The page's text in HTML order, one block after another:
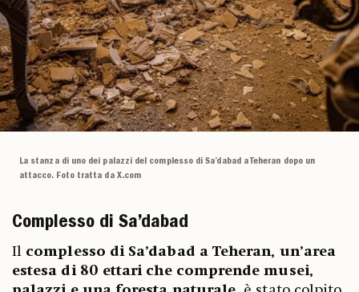
La stanza di uno dei palazzi del complesso di Sa’dabad a Teheran dopo un
attacco. Foto tratta da X.com
Complesso di Sa’dabad
Il complesso di Sa’dabad a Teheran, un’area
estesa di 80 ettari che comprende musei,